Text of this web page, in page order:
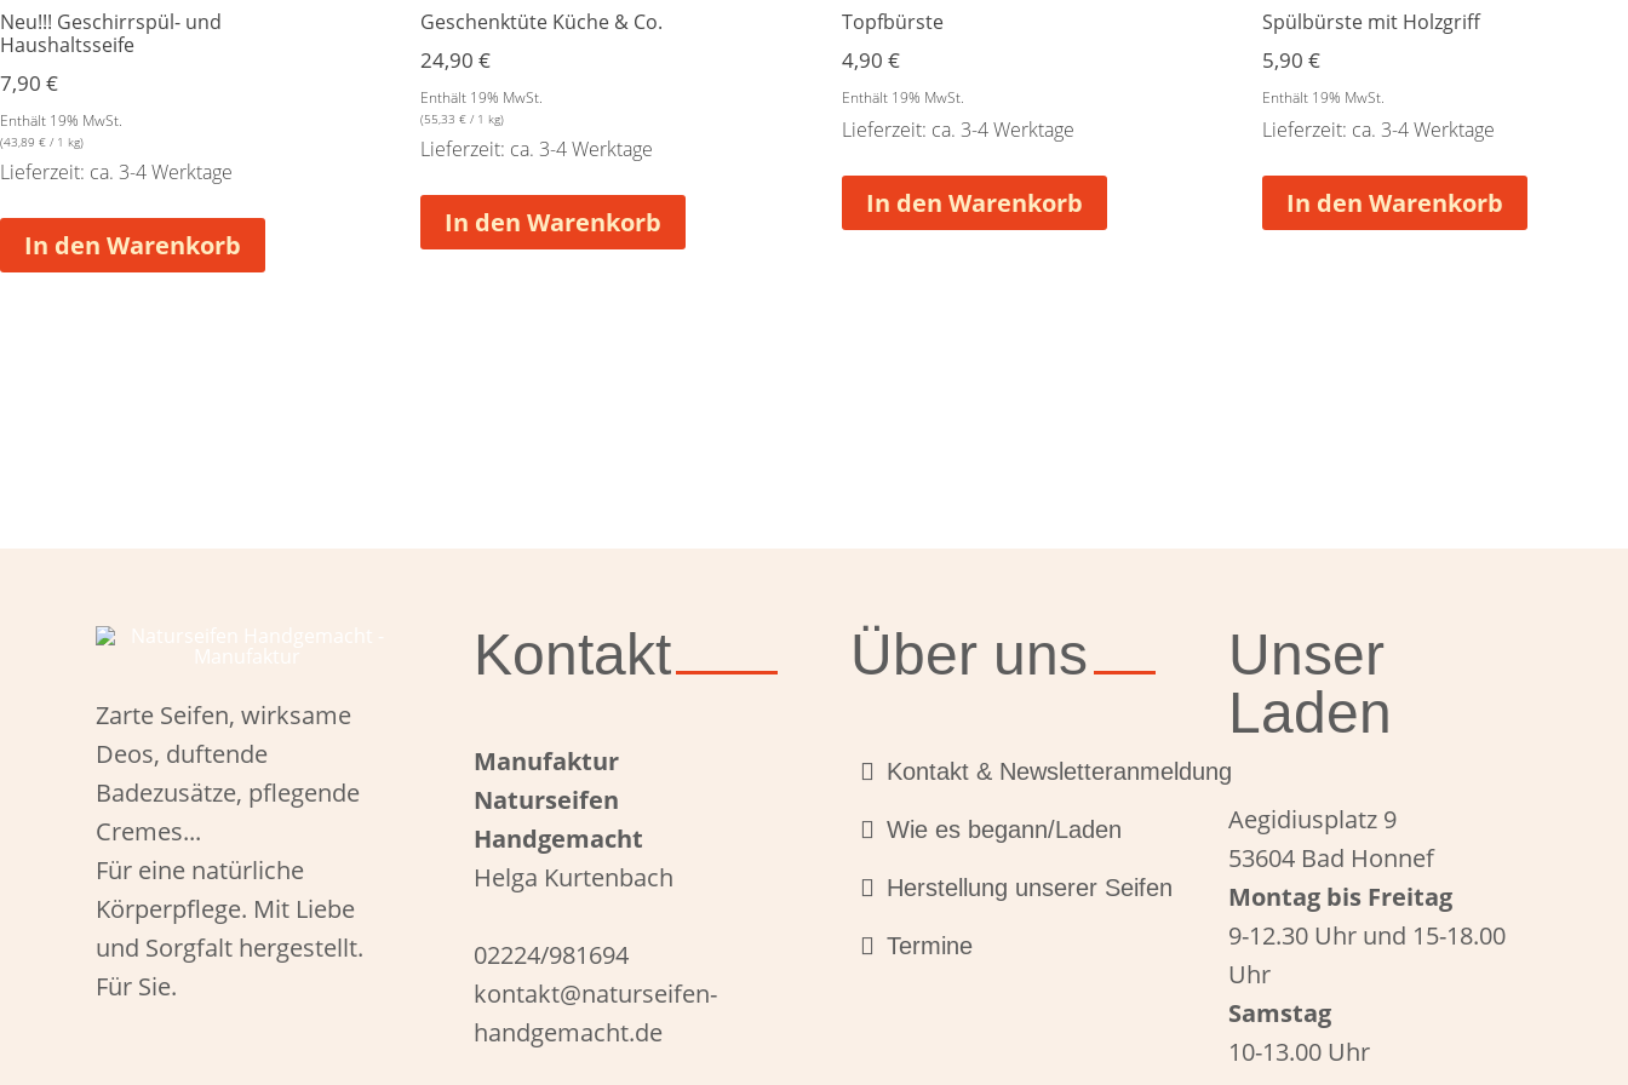
Neu!!! Geschirrspül- und
Haushaltsseife
7,90 €
Enthält 19% MwSt.
(43,89 € / 1 kg)
Lieferzeit: ca. 3-4 Werktage
In den Warenkorb
Geschenktüte Küche & Co.
24,90€
Enthält 19% MwSt.
(55,33€ / 1 kg)
Lieferzeit: ca. 3-4 Werktage
In den Warenkorb
Topfbürste
4,90 €
Enthält 19% MwSt.
Lieferzeit: ca. 3-4 Werktage
In den Warenkorb
Spülbürste mit Holzgriff
5,90€
Enthält 19% MwSt.
Lieferzeit: ca. 3-4 Werktage
In den Warenkorb
Zarte Seifen, wirksame
Deos, duftende
Badezusätze, pflegende
Cremes...
Für eine natürliche
Körperpflege. Mit Liebe
und Sorgfalt hergestellt.
Für Sie.
Kontakt
Manufaktur
Naturseifen
Handgemacht
Helga Kurtenbach
02224/981694
kontakt@naturseifen-
handgemacht.de
Über uns
Kontakt & Newsletteranmeldung
Wie es begann/Laden
Herstellung unserer Seifen
Termine
Unser
Laden
Aegidiusplatz 9
53604 Bad Honnef
Montag bis Freitag
9-12.30 Uhr und 15-18.00
Uhr
Samstag
10-13.00 Uhr